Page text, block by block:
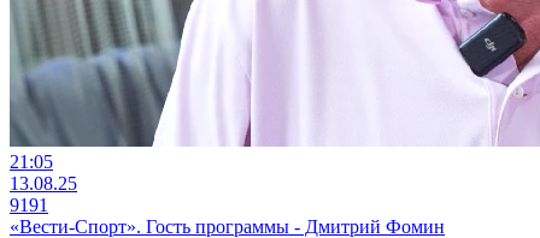
21:05
13.08.25
9191
«Вести-Спорт». Гость программы - Дмитрий Фомин